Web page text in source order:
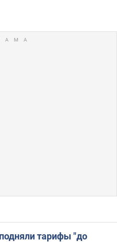
тарифы "до